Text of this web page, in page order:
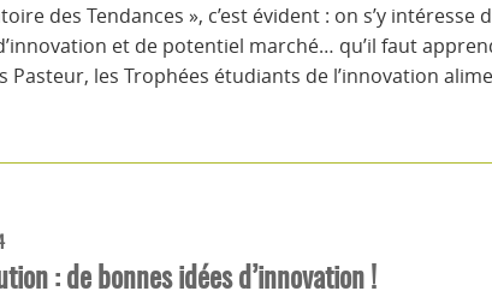
des Tendances », c’est évident : on s’y
et de potentiel marché… qu’il faut
Pasteur, les Trophées étudiants de l’innovation
: de bonnes idées d’innovation !